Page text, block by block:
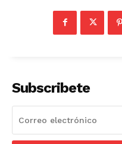
Subscribete